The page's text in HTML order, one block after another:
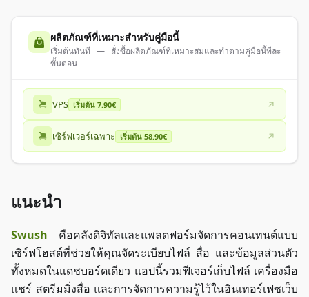
ผลิตภัณฑ์ที่เหมาะสำหรับคู่มือนี้
เริ่มต้นทันที — สั่งซื้อผลิตภัณฑ์ที่เหมาะสมและทำตามคู่มือนี้ทีละ
ขั้นตอน
VPS เริ่มต้น 7.90€
เซิร์ฟเวอร์เฉพาะ เริ่มต้น 58.90€
แนะนำ
Swush คือคลังดิจิทัลและแพลตฟอร์มจัดการคอนเทนต์แบบ
เซิร์ฟโฮสต์ที่ช่วยให้คุณจัดระเบียบไฟล์ สื่อ และข้อมูลส่วนตัว
ทั้งหมดในแดชบอร์ดเดียว แอปนี้รวมฟีเจอร์เก็บไฟล์ เครื่องมือ
แชร์ สตรีมมิ่งสื่อ และการจัดการความรู้ไว้ในอินเทอร์เฟซเว็บ